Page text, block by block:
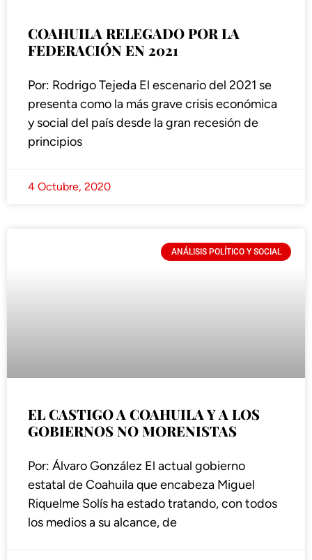
COAHUILA RELEGADO POR LA
FEDERACIÓN EN 2021
Por: Rodrigo Tejeda El escenario del 2021 se
presenta como la más grave crisis económica
y social del país desde la gran recesión de
principios
4 Octubre, 2020
ANÁLISIS POLÍTICO Y SOCIAL
EL CASTIGO A COAHUILA Y A LOS
GOBIERNOS NO MORENISTAS
Por: Álvaro González El actual gobierno
estatal de Coahuila que encabeza Miguel
Riquelme Solís ha estado tratando, con todos
los medios a su alcance, de